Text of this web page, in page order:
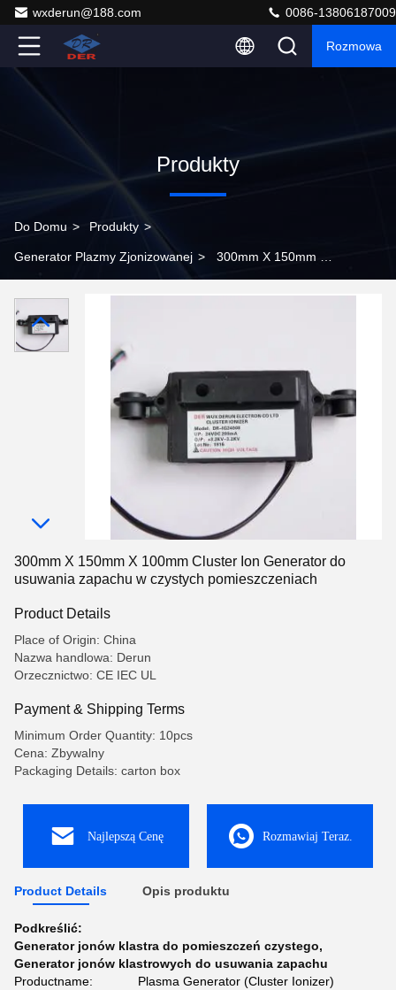
wxderun@188.com 0086-13806187009
Rozmowa
Produkty
Do Domu > Produkty >
Generator Plazmy Zjonizowanej > 300mm X 150mm X
czystych pomieszczeniach
300mm X 150mm X 100mm Cluster Ion Generator do
usuwania zapachu w czystych pomieszczeniach
Product Details
Place of Origin: China
Nazwa handlowa: Derun
Orzecznictwo: CE IEC UL
Payment & Shipping Terms
Minimum Order Quantity: 10pcs
Cena: Zbywalny
Packaging Details: carton box
Najlepszą Cenę Rozmawiaj Teraz.
Product Details Opis produktu
Podkreślić:
Generator jonów klastra do pomieszczeń czystego,
Generator jonów klastrowych do usuwania zapachu
Productname:
Plasma Generator (Cluster Ionizer)